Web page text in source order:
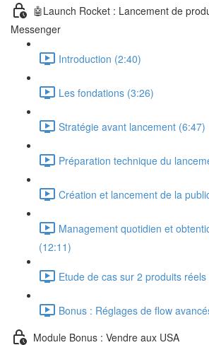
🤖Launch Rocket : Lancement de
Messenger
Introduction (2:40)
Les fondations (3:26)
Stratégie avant lancement (6:47)
Préparation technique du
Création et lancement de la
Management quotidien et
(12:11)
Etude de cas sur 2 produits réels
Bonus : Réglages de flow
Module Bonus : Vendre aux USA